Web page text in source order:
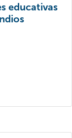
educativas